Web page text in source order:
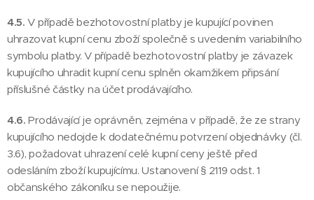
4.5.V případě bezhotovostní platby je kupující povinen
uhrazovat kupní cenu zboží společně s uvedením variabilního
symbolu platby. V případě bezhotovostní platby je závazek
kupujícího uhradit kupní cenu splněn okamžikem připsání
příslušné částky na účet prodávajícího.
4.6.Prodávající je oprávněn, zejména v případě, že ze strany
kupujícího nedojde k dodatečnému potvrzení objednávky (čl.
3.6), požadovat uhrazení celé kupní ceny ještě před
odesláním zboží kupujícímu. Ustanovení § 2119 odst. 1
občanského zákoníku se nepoužije.